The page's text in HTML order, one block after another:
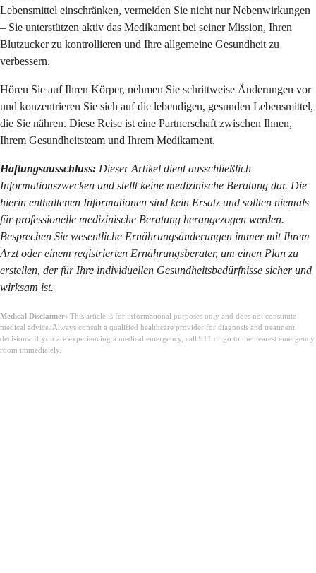
Lebensmittel einschränken, vermeiden Sie nicht nur Nebenwirkungen
– Sie unterstützen aktiv das Medikament bei seiner Mission, Ihren
Blutzucker zu kontrollieren und Ihre allgemeine Gesundheit zu
verbessern.
Hören Sie auf Ihren Körper, nehmen Sie schrittweise Änderungen vor
und konzentrieren Sie sich auf die lebendigen, gesunden Lebensmittel,
die Sie nähren. Diese Reise ist eine Partnerschaft zwischen Ihnen,
Ihrem Gesundheitsteam und Ihrem Medikament.
Haftungsausschluss: Dieser Artikel dient ausschließlich
Informationszwecken und stellt keine medizinische Beratung dar. Die
hierin enthaltenen Informationen sind kein Ersatz und sollten niemals
für professionelle medizinische Beratung herangezogen werden.
Besprechen Sie wesentliche Ernährungsänderungen immer mit Ihrem
Arzt oder einem registrierten Ernährungsberater, um einen Plan zu
erstellen, der für Ihre individuellen Gesundheitsbedürfnisse sicher und
wirksam ist.
Medical Disclaimer: This article is for informational purposes only and does not constitute
medical advice. Always consult a qualified healthcare provider for diagnosis and treatment
decisions. If you are experiencing a medical emergency, call 911 or go to the nearest emergency
room immediately.